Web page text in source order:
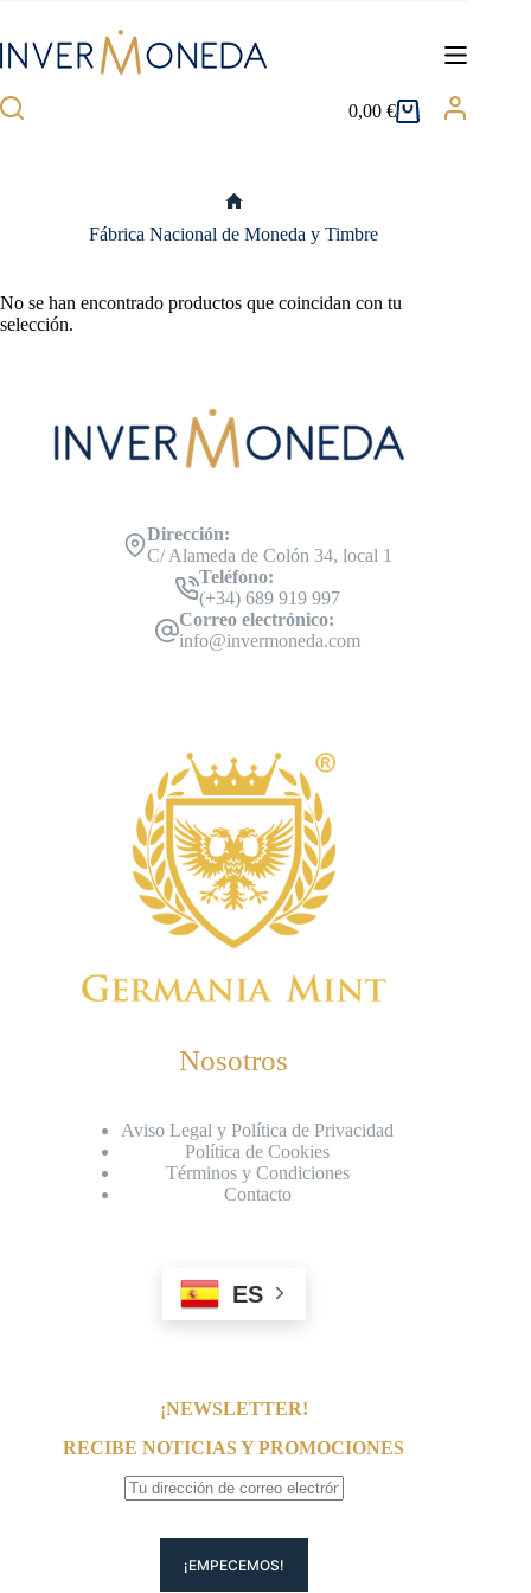
contenido
Carro
0,00€
Fábrica Nacional de Moneda y Timbre
No se han encontrado productos que coincidan con tu
selección.
Dirección:
C/ Alameda de Colón 34, local 1
Teléfono:
(+34) 689 919 997
Correo electrónico:
info@invermoneda.com
Nosotros
Aviso Legal y Política de Privacidad
Política de Cookies
Términos y Condiciones
Contacto
ES
¡NEWSLETTER!
RECIBE NOTICIAS Y PROMOCIONES